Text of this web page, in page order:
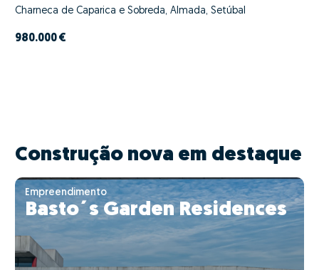
Charneca de Caparica e Sobreda, Almada, Setúbal
980.000 €
Construção nova em destaque
Empreendimento
Basto´s Garden Residences